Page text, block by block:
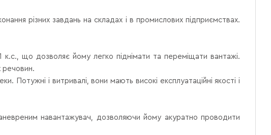
різних завдань на складах і в промислових підприємствах.
к.с., що дозволяє йому легко піднімати та переміщати вантажі.
речовин.
Потужні і витривалі, вони мають високі експлуатаційні якості і
навантажувач, дозволяючи йому акуратно проводити